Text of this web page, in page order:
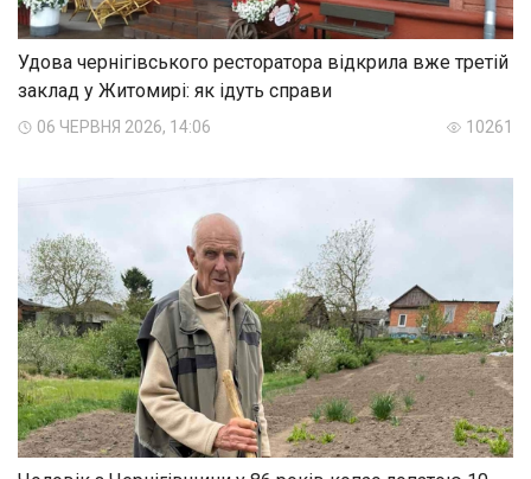
Удова чернігівського ресторатора відкрила вже третій
заклад у Житомирі: як ідуть справи
06 ЧЕРВНЯ 2026, 14:06 10261